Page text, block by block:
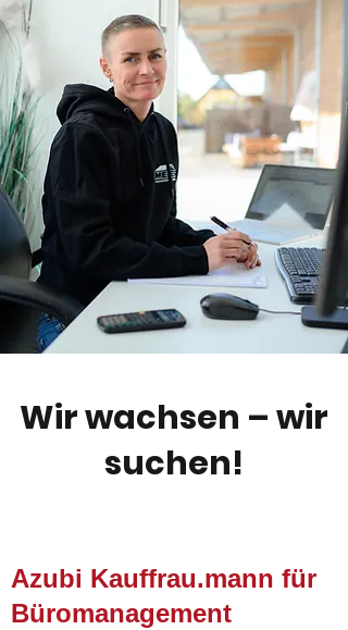
Wir wachsen – wir
suchen!
Azubi Kauffrau.mann für
Büromanagement